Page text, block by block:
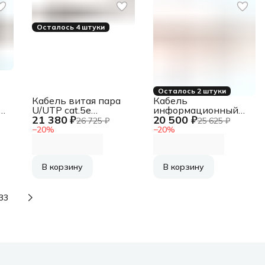
Осталось 4 штуки
21 380 ₽26 725 ₽
−20%
Кабель витая пара
U/UTP cat.5e
4х2х0.51 24AWG
solid Cu нг(А)-LSLTx
В корзину
Осталось 2 штуки
20 500 ₽25 625 ₽
−20%
Кабель
информационный
Lanmaster LAN-
5EFTP-PT-LSZH-OR
оранжевый
В корзину